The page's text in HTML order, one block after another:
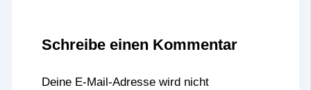
Schreibe einen Kommentar
Deine E-Mail-Adresse wird nicht